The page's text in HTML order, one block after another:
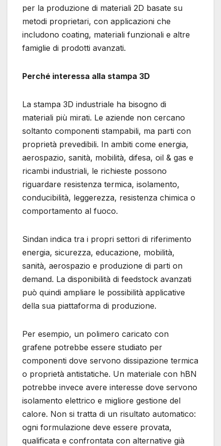
per la produzione di materiali 2D basate su
metodi proprietari, con applicazioni che
includono coating, materiali funzionali e altre
famiglie di prodotti avanzati.
Perché interessa alla stampa 3D
La stampa 3D industriale ha bisogno di
materiali più mirati. Le aziende non cercano
soltanto componenti stampabili, ma parti con
proprietà prevedibili. In ambiti come energia,
aerospazio, sanità, mobilità, difesa, oil & gas e
ricambi industriali, le richieste possono
riguardare resistenza termica, isolamento,
conducibilità, leggerezza, resistenza chimica o
comportamento al fuoco.
Sindan indica tra i propri settori di riferimento
energia, sicurezza, educazione, mobilità,
sanità, aerospazio e produzione di parti on
demand. La disponibilità di feedstock avanzati
può quindi ampliare le possibilità applicative
della sua piattaforma di produzione.
Per esempio, un polimero caricato con
grafene potrebbe essere studiato per
componenti dove servono dissipazione termica
o proprietà antistatiche. Un materiale con hBN
potrebbe invece avere interesse dove servono
isolamento elettrico e migliore gestione del
calore. Non si tratta di un risultato automatico:
ogni formulazione deve essere provata,
qualificata e confrontata con alternative già